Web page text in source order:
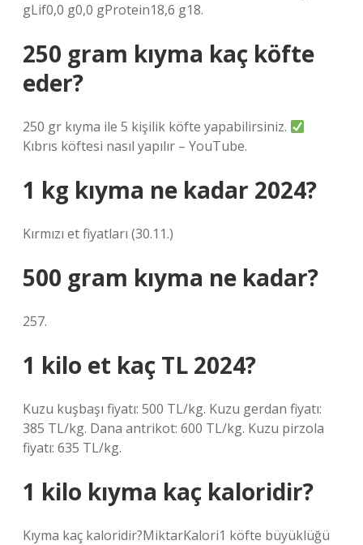
gLif0,0 g0,0 gProtein18,6 g18.
250 gram kıyma kaç köfte
eder?
250 gr kıyma ile 5 kişilik köfte yapabilirsiniz.
Kıbrıs köftesi nasıl yapılır – YouTube.
1 kg kıyma ne kadar 2024?
Kırmızı et fiyatları (30.11.)
500 gram kıyma ne kadar?
257.
1 kilo et kaç TL 2024?
Kuzu kuşbaşı fiyatı: 500 TL/kg. Kuzu gerdan fiyatı:
385 TL/kg. Dana antrikot: 600 TL/kg. Kuzu pirzola
fiyatı: 635 TL/kg.
1 kilo kıyma kaç kaloridir?
Kıyma kaç kaloridir?MiktarKalori1 köfte büyüklüğü